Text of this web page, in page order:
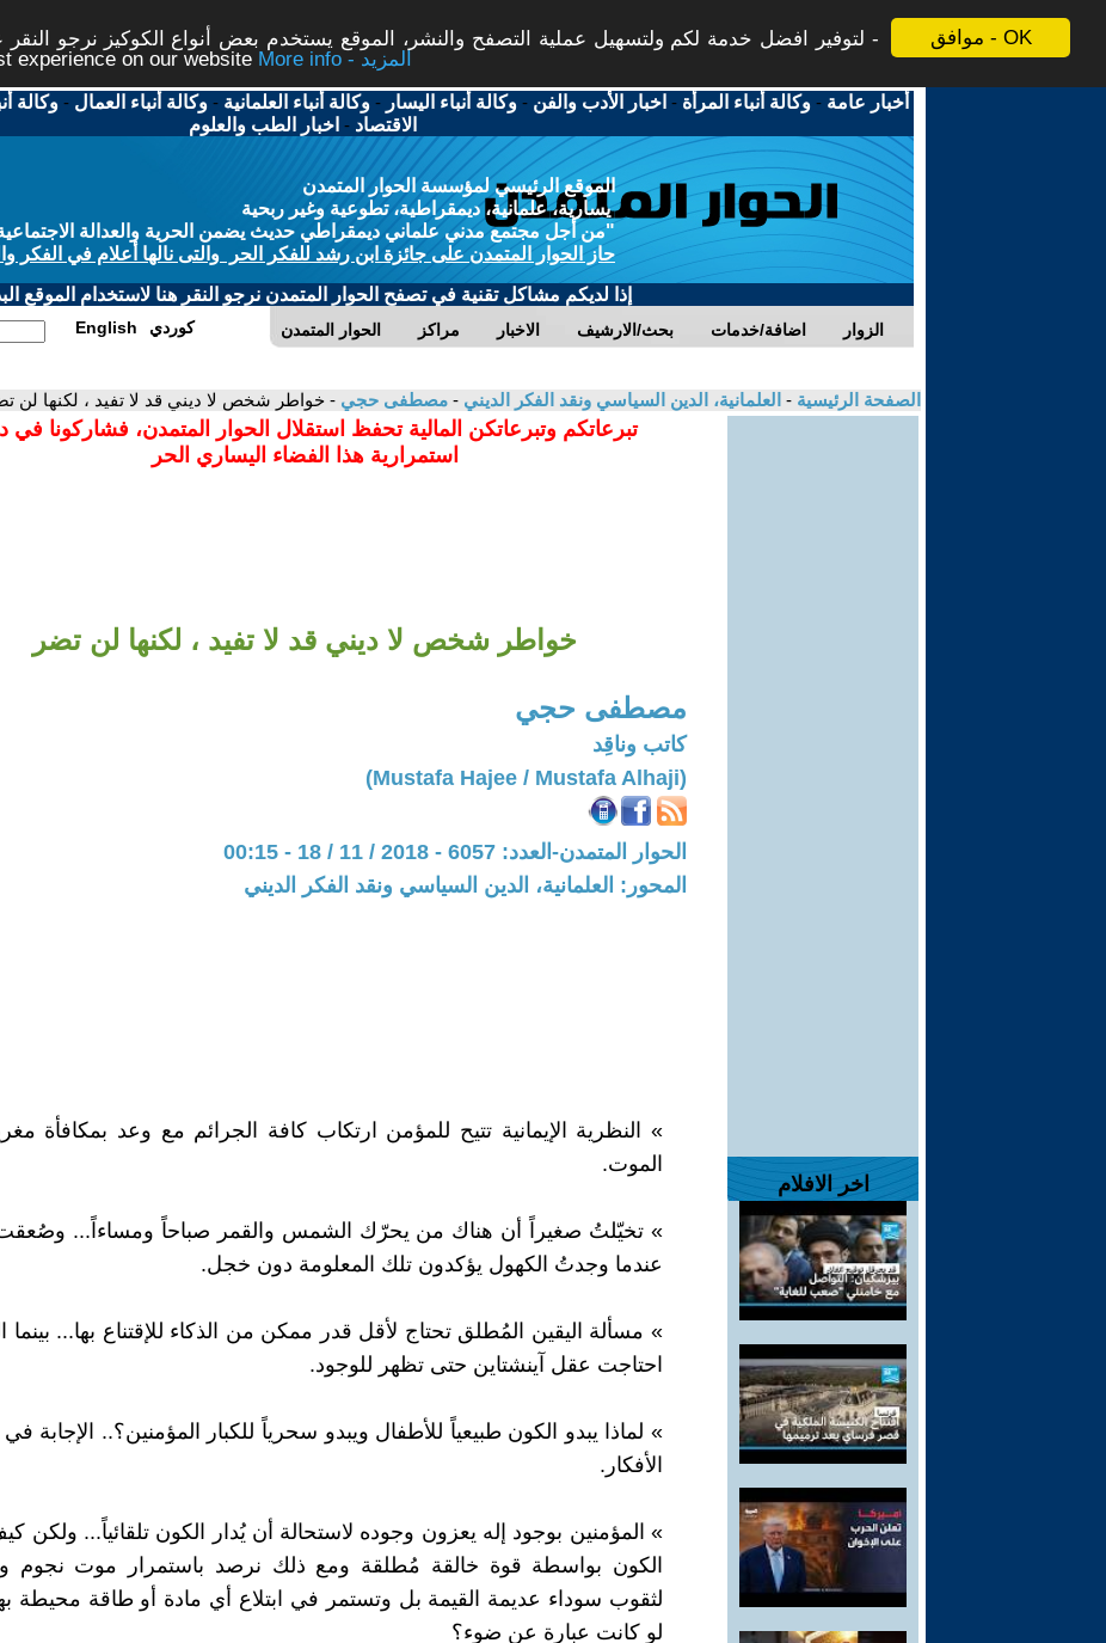
موافق - OK
لتوفير افضل خدمة لكم ولتسهيل عملية التصفح والنشر، الموقع يستخدم بعض أنواع الكوكيز نرجو
experience on our website
More info - المزيد
أخبار عامة -وكالة أنباء المرأة - اخبار الأدب والفن -وكالة أنباء اليسار -وكالة أنباء العلمانية -وكالة أنباء العمال -وكالة
الاقتصاد - اخبار الطب والعلوم
الموقع الرئيسي لمؤسسة الحوار المتمدن
يسارية، علمانية، ديمقراطية، تطوعية وغير ربحية
"من أجل مجتمع مدني علماني ديمقراطي حديث يضمن الحرية والعدالة
حاز الحوار المتمدن على جائزة ابن رشد للفكر الحر والتى نالها أعلام في الفكر
إذا لديكم مشاكل تقنية في تصفح الحوار المتمدن نرجو النقر هنا لاستخدام الموقع
الحوار المتمدن مراكز الاخبار بحث/الارشيف اضافة/خدمات الزوار English كوردي
الصفحة الرئيسية - العلمانية، الدين السياسي ونقد الفكر الديني - مصطفى حجي - خواطر شخص لا ديني قد لا تفيد ، لكنها لن
اخر الافلام
تبرعاتكم وتبرعاتكن المالية تحفظ استقلال الحوار المتمدن، فشاركونا في
استمرارية هذا الفضاء اليساري الحر
خواطر شخص لا ديني قد لا تفيد ، لكنها لن تضر
مصطفى حجي
كاتب وناقِد
(Mustafa Hajee / Mustafa Alhaji)
الحوار المتمدن-العدد: 6057 - 2018 / 11 / 18 - 00:15
المحور: العلمانية، الدين السياسي ونقد الفكر الديني
» النظرية الإيمانية تتيح للمؤمن ارتكاب كافة الجرائم مع وعد بمكافأة
الموت.
» تخيّلتُ صغيراً أن هناك من يحرّك الشمس والقمر صباحاً ومساءاً... وصُعقت
عندما وجدتُ الكهول يؤكدون تلك المعلومة دون خجل.
» مسألة اليقين المُطلق تحتاج لأقل قدر ممكن من الذكاء للإقتناع بها... بينما
احتاجت عقل آينشتاين حتى تظهر للوجود.
» لماذا يبدو الكون طبيعياً للأطفال ويبدو سحرياً للكبار المؤمنين؟.. الإجابة
الأفكار.
» المؤمنين بوجود إله يعزون وجوده لاستحالة أن يُدار الكون تلقائياً... ولكن
الكون بواسطة قوة خالقة مُطلقة ومع ذلك نرصد باستمرار موت نجوم
لثقوب سوداء عديمة القيمة بل وتستمر في ابتلاع أي مادة أو طاقة محيطة
لو كانت عبارة عن ضوء؟